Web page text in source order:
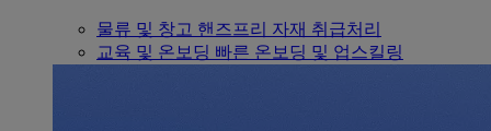
물류 및 창고 핸즈프리 자재 취급처리
교육 및 온보딩 빠른 온보딩 및 업스킬링